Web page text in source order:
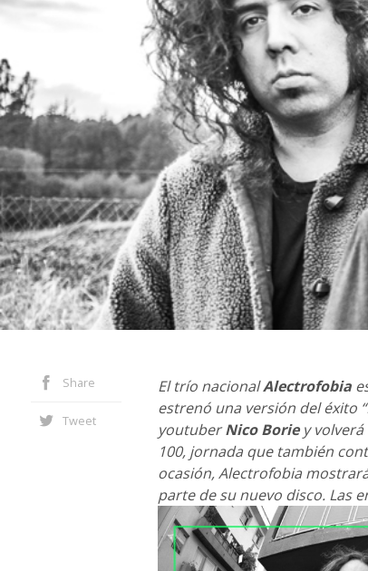
Share
Tweet
El trío nacionalAlectrofobia
estrenó una versión del éxito
youtuberNico Boriey volverá
100, jornada que también
ocasión, Alectrofobia
parte de su nuevo disco. Las